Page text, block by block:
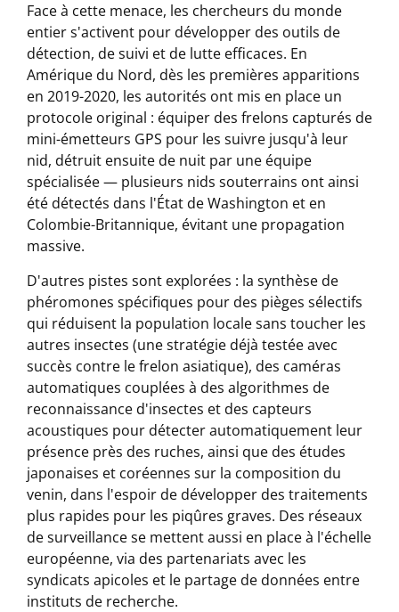
Face à cette menace, les chercheurs du monde
entier s'activent pour développer des outils de
détection, de suivi et de lutte efficaces. En
Amérique du Nord, dès les premières apparitions
en 2019-2020, les autorités ont mis en place un
protocole original : équiper des frelons capturés de
mini-émetteurs GPS pour les suivre jusqu'à leur
nid, détruit ensuite de nuit par une équipe
spécialisée — plusieurs nids souterrains ont ainsi
été détectés dans l'État de Washington et en
Colombie-Britannique, évitant une propagation
massive.
D'autres pistes sont explorées : la synthèse de
phéromones spécifiques pour des pièges sélectifs
qui réduisent la population locale sans toucher les
autres insectes (une stratégie déjà testée avec
succès contre le frelon asiatique), des caméras
automatiques couplées à des algorithmes de
reconnaissance d'insectes et des capteurs
acoustiques pour détecter automatiquement leur
présence près des ruches, ainsi que des études
japonaises et coréennes sur la composition du
venin, dans l'espoir de développer des traitements
plus rapides pour les piqûres graves. Des réseaux
de surveillance se mettent aussi en place à l'échelle
européenne, via des partenariats avec les
syndicats apicoles et le partage de données entre
instituts de recherche.